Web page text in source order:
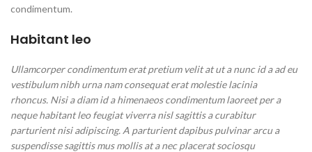
condimentum.
Habitant leo
Ullamcorper condimentum erat pretium velit at ut a nunc id a ad eu
vestibulum nibh urna nam consequat erat molestie lacinia
rhoncus. Nisi a diam id a himenaeos condimentum laoreet per a
neque habitant leo feugiat viverra nisl sagittis a curabitur
parturient nisi adipiscing. A parturient dapibus pulvinar arcu a
suspendisse sagittis mus mollis at a nec placerat sociosqu